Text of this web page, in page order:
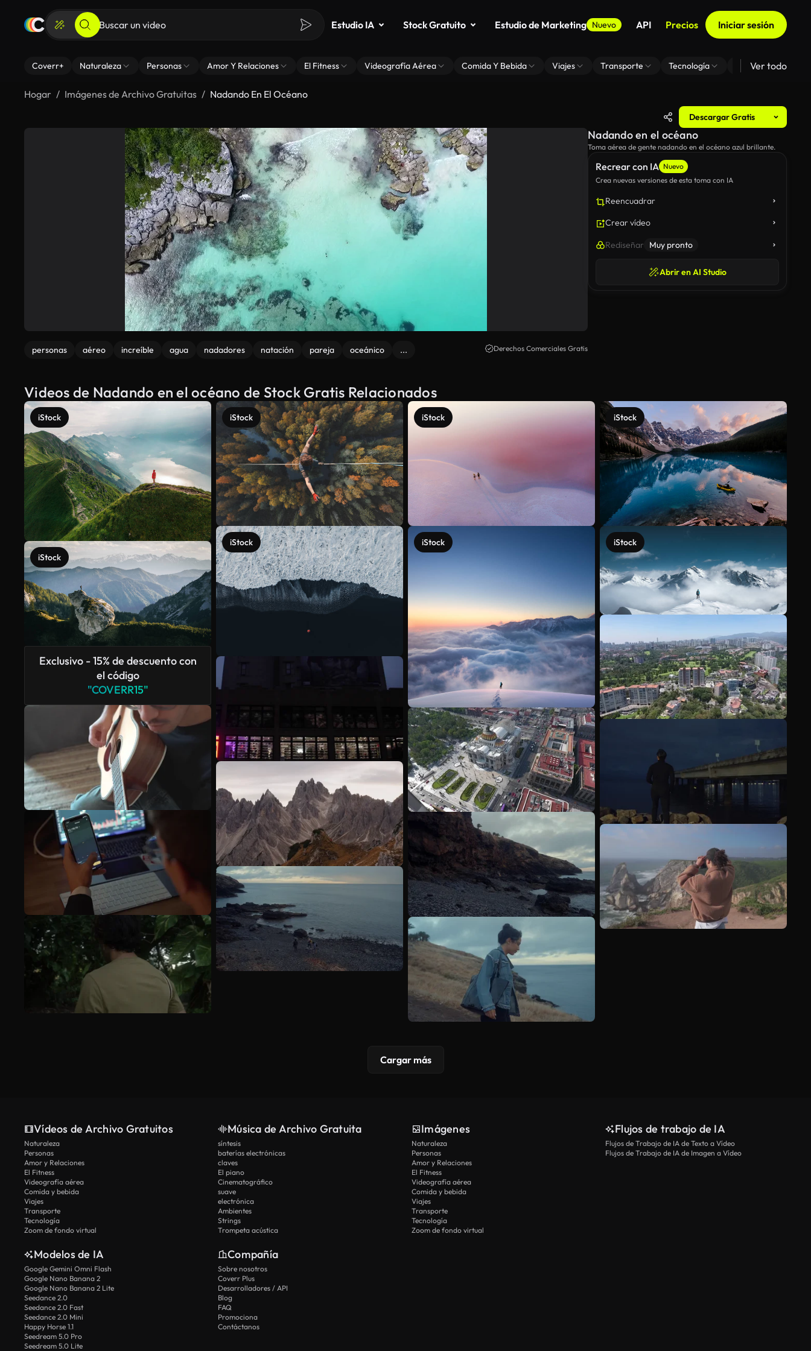
Estudio IA Stock Gratuito Estudio de Marketing Nuevo API Precios Iniciar sesión
Coverr+ Naturaleza Personas Amor Y Relaciones El Fitness Videografía Aérea Comida Y Bebida Viajes Transporte Tecnología Zoom De Fondo
Ver todo
Hogar Imágenes de Archivo Gratuitas Nadando En El Océano
Descargar Gratis
personas aéreo increíble agua nadadores natación pareja oceánico ... Derechos Comerciales Gratis
Recrear con IA Nuevo
Crea nuevas versiones de esta toma con IA
Reencuadrar
Crear vídeo
Rediseñar Muy pronto
Abrir en AI Studio
Nadando en el océano
Toma aérea de gente nadando en el océano azul brillante.
Videos de Nadando en el océano de Stock Gratis Relacionados
iStock
iStock
Exclusivo - 15% de descuento con
el código
"COVERR15"
iStock
iStock
iStock
iStock
iStock
iStock
Ver más
Cargar más
Vídeos de Archivo Gratuitos
Naturaleza
Personas
Amor y Relaciones
El Fitness
Videografía aérea
Comida y bebida
Viajes
Transporte
Tecnología
Zoom de fondo virtual
Música de Archivo Gratuita
síntesis
baterías electrónicas
claves
El piano
Cinematográfico
suave
electrónica
Ambientes
Strings
Trompeta acústica
Imágenes
Naturaleza
Personas
Amor y Relaciones
El Fitness
Videografía aérea
Comida y bebida
Viajes
Transporte
Tecnología
Zoom de fondo virtual
Flujos de trabajo de IA
Flujos de Trabajo de IA de Texto a Vídeo
Flujos de Trabajo de IA de Imagen a Vídeo
Modelos de IA
Google Gemini Omni Flash
Google Nano Banana 2
Google Nano Banana 2 Lite
Seedance 2.0
Seedance 2.0 Fast
Seedance 2.0 Mini
Happy Horse 1.1
Seedream 5.0 Pro
Seedream 5.0 Lite
Compañía
Sobre nosotros
Coverr Plus
Desarrolladores / API
Blog
FAQ
Promociona
Contáctanos